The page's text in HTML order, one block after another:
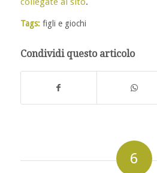
Tags: figli e giochi
Condividi questo articolo
6